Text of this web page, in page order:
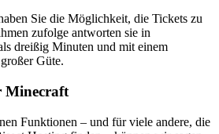
Sie die Möglichkeit, die Tickets zu
zufolge antworten sie in
dreißig Minuten und mit einem
Güte.
Minecraft
Funktionen – und für viele andere, die